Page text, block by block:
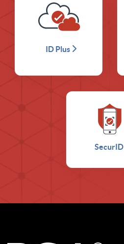
ID Plus
SecurID